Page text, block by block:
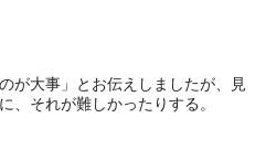
が大事」とお伝えしましたが、見
、それが難しかったりする。